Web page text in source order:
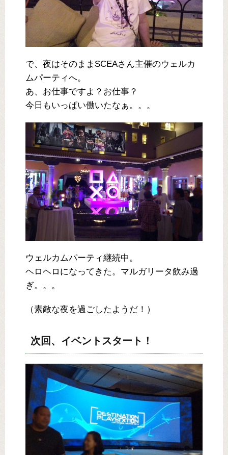
で、夜はそのままSCEAさん主催のウェルカ
ムパーティへ。
あ、お仕事ですよ？お仕事？
今日もいっぱい働いたなぁ。。。
ウェルカムパーティ継続中。
ヘロヘロになってきた。マルガリータ飲み過
ぎ。。。
（素敵な夜を過ごしたようだ！）
次回、イベントスタート！